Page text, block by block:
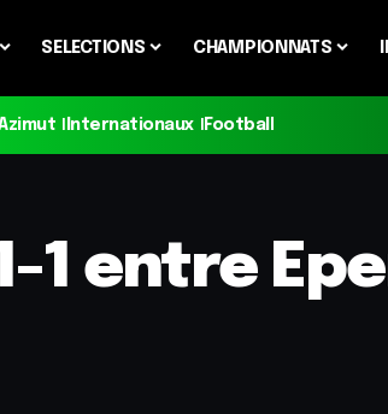
SELECTIONS CHAMPIONNATS
Internationaux Football
1 entre